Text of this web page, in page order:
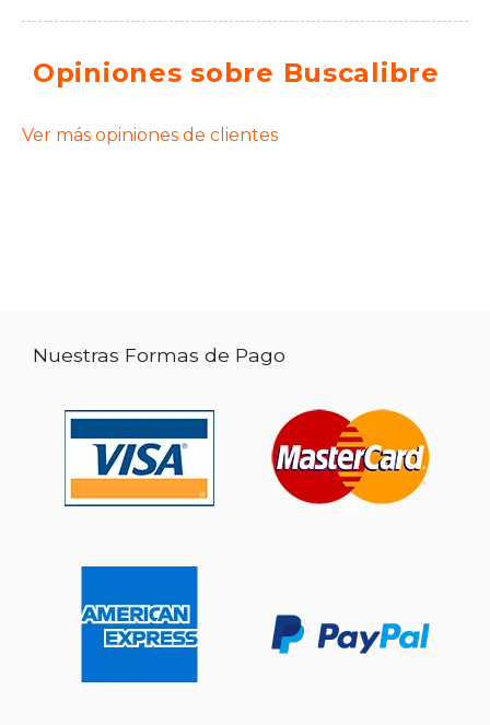
Opiniones sobre Buscalibre
Ver más opiniones de clientes
Nuestras Formas de Pago